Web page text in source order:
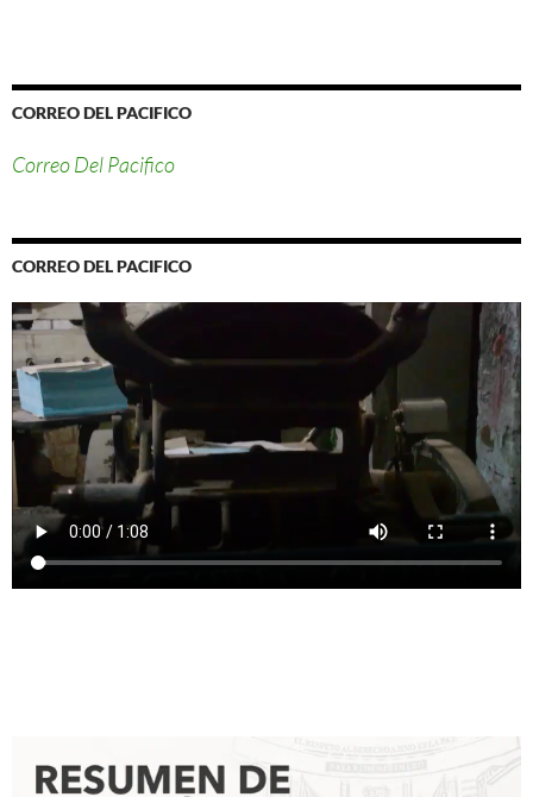
CORREO DEL PACIFICO
Correo Del Pacifico
CORREO DEL PACIFICO